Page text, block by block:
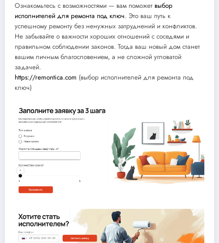
Ознакомьтесь с возможностями — вам поможет выбор
исполнителей для ремонта под ключ. Это ваш путь к
успешному ремонту без ненужных затруднений и конфликтов.
Не забывайте о важности хороших отношений с соседями и
правильном соблюдении законов. Тогда ваш новый дом станет
вашим личным благословением, а не сложной угловатой
задачей.
https://remontica.com (выбор исполнителей для ремонта под
ключ)